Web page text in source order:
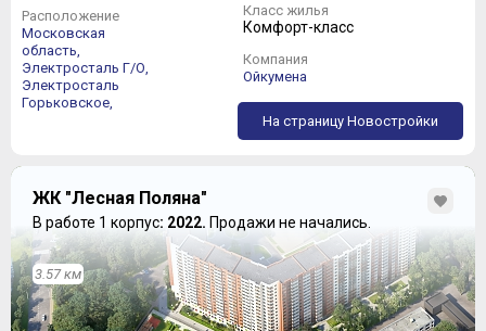
Расположение
Московская
область,
Электросталь Г/О,
Электросталь
Горьковское,
Класс жилья
Комфорт-класс
Компания
Ойкумена
На страницу Новостройки
ЖК "Лесная Поляна"
В работе 1 корпус: 2022. Продажи не начались.
3.57 км